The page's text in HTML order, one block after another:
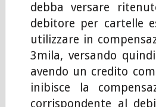
debba versare
debitore per cartelle
utilizzare in
3mila, versando
avendo un credito
inibisce la
corrispondente al